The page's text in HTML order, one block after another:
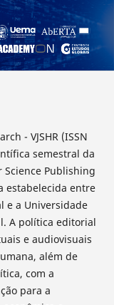
- VJSHR (ISSN
semestral da
Science Publishing
estabelecida entre
e a Universidade
A política editorial
e audiovisuais
além de
com a
para a